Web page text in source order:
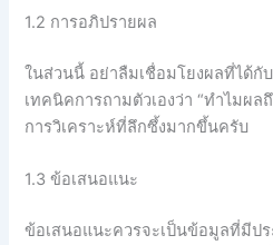
1.2 การอภิปรายผล
ในส่วนนี้ อย่าลืมเชื่อมโยงผลที่ได้
เทคนิคการถามตัวเองว่า “ทำไมผล
การวิเคราะห์ที่ลึกซึ้งมากขึ้นครับ
1.3 ข้อเสนอแนะ
ข้อเสนอแนะควรจะเป็นข้อมูลที่มีป